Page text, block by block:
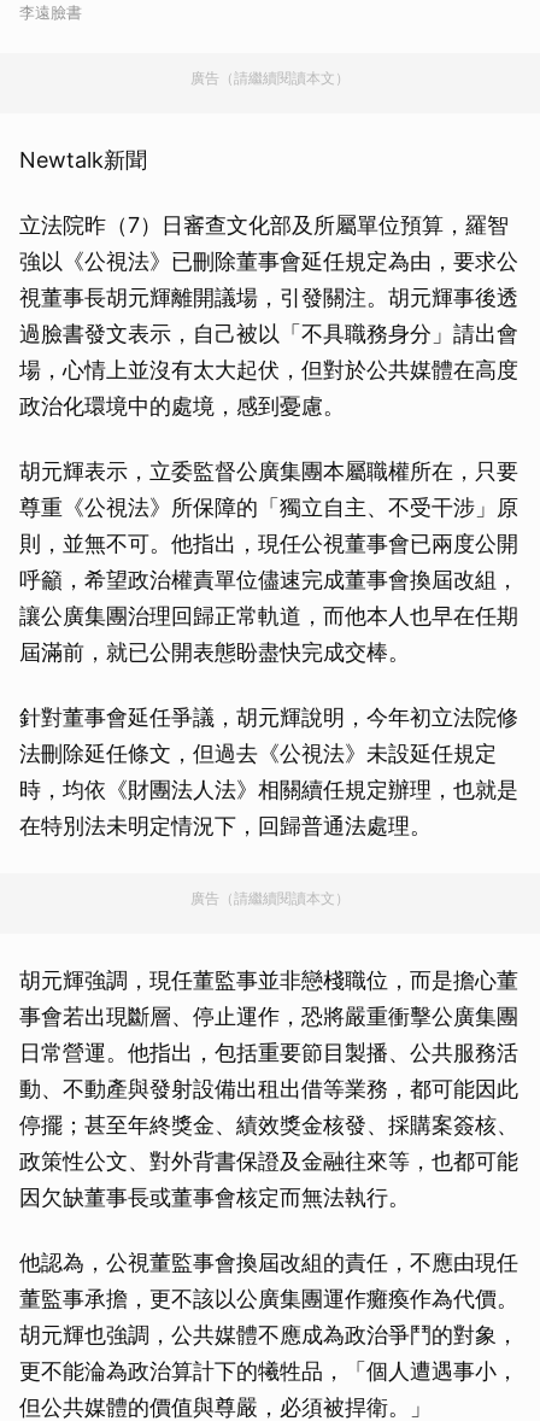
李遠臉書
廣告（請繼續閱讀本文）
Newtalk新聞
立法院昨（7）日審查文化部及所屬單位預算，羅智
強以《公視法》已刪除董事會延任規定為由，要求公
視董事長胡元輝離開議場，引發關注。胡元輝事後透
過臉書發文表示，自己被以「不具職務身分」請出會
場，心情上並沒有太大起伏，但對於公共媒體在高度
政治化環境中的處境，感到憂慮。
胡元輝表示，立委監督公廣集團本屬職權所在，只要
尊重《公視法》所保障的「獨立自主、不受干涉」原
則，並無不可。他指出，現任公視董事會已兩度公開
呼籲，希望政治權責單位儘速完成董事會換屆改組，
讓公廣集團治理回歸正常軌道，而他本人也早在任期
屆滿前，就已公開表態盼盡快完成交棒。
針對董事會延任爭議，胡元輝說明，今年初立法院修
法刪除延任條文，但過去《公視法》未設延任規定
時，均依《財團法人法》相關續任規定辦理，也就是
在特別法未明定情況下，回歸普通法處理。
廣告（請繼續閱讀本文）
胡元輝強調，現任董監事並非戀棧職位，而是擔心董
事會若出現斷層、停止運作，恐將嚴重衝擊公廣集團
日常營運。他指出，包括重要節目製播、公共服務活
動、不動產與發射設備出租出借等業務，都可能因此
停擺；甚至年終獎金、績效獎金核發、採購案簽核、
政策性公文、對外背書保證及金融往來等，也都可能
因欠缺董事長或董事會核定而無法執行。
他認為，公視董監事會換屆改組的責任，不應由現任
董監事承擔，更不該以公廣集團運作癱瘓作為代價。
胡元輝也強調，公共媒體不應成為政治爭鬥的對象，
更不能淪為政治算計下的犧牲品，「個人遭遇事小，
但公共媒體的價值與尊嚴，必須被捍衛。」